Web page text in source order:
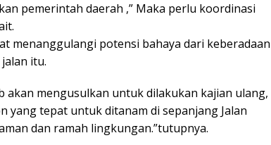
pemerintah daerah ,” Maka perlu koordinasi
menanggulangi potensi bahaya dari keberadaan
itu.
akan mengusulkan untuk dilakukan kajian ulang,
yang tepat untuk ditanam di sepanjang Jalan
dan ramah lingkungan.”tutupnya.